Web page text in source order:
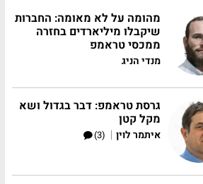
מהומה על לא מאומה: החברות
שיקבלו מיליארדים בחזרה
ממכסי טראמפ
מנדי הניג
גרסת טראמפ: דבר בגדול ושא
מקל קטן
איתמר לוין |
(3)